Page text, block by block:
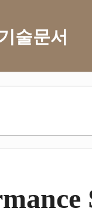
술문서